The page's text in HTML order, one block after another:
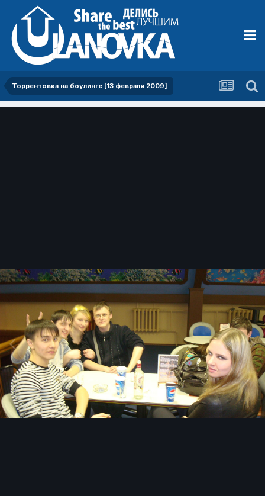
Торрентовка на боулинге [13 февраля 2009]